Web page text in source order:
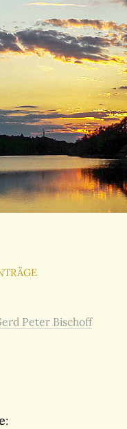
Peter Bischoff
: